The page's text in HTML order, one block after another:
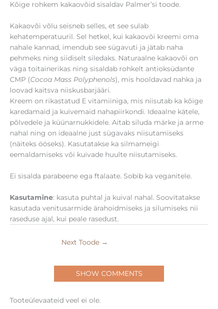
Kõige rohkem kakaovõid sisaldav Palmer’si toode.
Kakaovõi võlu seisneb selles, et see sulab
kehatemperatuuril. Sel hetkel, kui kakaovõi kreemi oma
nahale kannad, imendub see sügavuti ja jätab naha
pehmeks ning siidiselt siledaks. Naturaalne kakaovõi on
väga toitainerikas ning sisaldab rohkelt antioksüdante
CMP (Cocoa Mass Polyphenols), mis hooldavad nahka ja
loovad kaitsva niiskusbarjääri.
Kreem on rikastatud E vitamiiniga, mis niisutab ka kõige
karedamaid ja kuivemaid nahapiirkondi. Ideaalne kätele,
põlvedele ja küünarnukkidele. Aitab siluda märke ja arme
nahal ning on ideaalne just sügavaks niisutamiseks
(näiteks ööseks). Kasutatakse ka silmameigi
eemaldamiseks või kuivade huulte niisutamiseks.
Ei sisalda parabeene ega ftalaate. Sobib ka veganitele.
Kasutamine: kasuta puhtal ja kuival nahal. Soovitatakse
kasutada venitusarmide ärahoidmiseks ja silumiseks nii
raseduse ajal, kui peale rasedust.
Next Toode →
SHOW COMMENTS
Tooteülevaateid veel ei ole.